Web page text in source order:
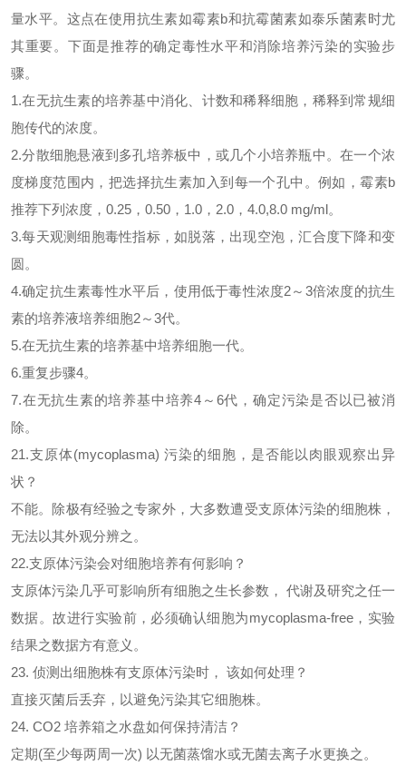
量水平。这点在使用抗生素如霉素b和抗霉菌素如泰乐菌素时尤
其重要。下面是推荐的确定毒性水平和消除培养污染的实验步
骤。
1.在无抗生素的培养基中消化、计数和稀释细胞，稀释到常规细
胞传代的浓度。
2.分散细胞悬液到多孔培养板中，或几个小培养瓶中。在一个浓
度梯度范围内，把选择抗生素加入到每一个孔中。例如，霉素b
推荐下列浓度， 0.25，0.50，1.0，2.0，4.0,8.0 mg/ml。
3.每天观测细胞毒性指标，如脱落，出现空泡，汇合度下降和变
圆。
4.确定抗生素毒性水平后，使用低于毒性浓度2～3倍浓度的抗生
素的培养液培养细胞2～3代。
5.在无抗生素的培养基中培养细胞一代。
6.重复步骤4。
7.在无抗生素的培养基中培养4～6代，确定污染是否以已被消
除。
21.支原体(mycoplasma) 污染的细胞，是否能以肉眼观察出异
状？
不能。除极有经验之专家外，大多数遭受支原体污染的细胞株，
无法以其外观分辨之。
22.支原体污染会对细胞培养有何影响？
支原体污染几乎可影响所有细胞之生长参数， 代谢及研究之任一
数据。故进行实验前，必须确认细胞为mycoplasma-free，实验
结果之数据方有意义。
23. 侦测出细胞株有支原体污染时， 该如何处理？
直接灭菌后丢弃，以避免污染其它细胞株。
24. CO2 培养箱之水盘如何保持清洁？
定期(至少每两周一次) 以无菌蒸馏水或无菌去离子水更换之。